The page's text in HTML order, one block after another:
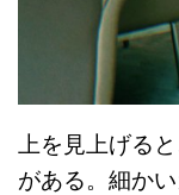
上を見上げる
がある。細か